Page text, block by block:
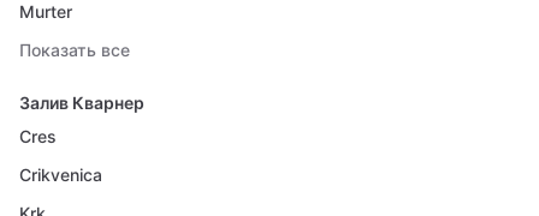
Murter
Показать все
Залив Кварнер
Cres
Crikvenica